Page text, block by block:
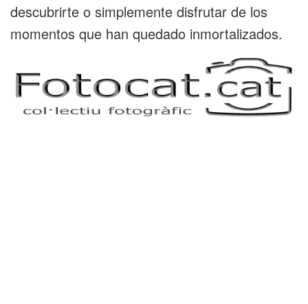
descubrirte o simplemente disfrutar de los
momentos que han quedado inmortalizados.